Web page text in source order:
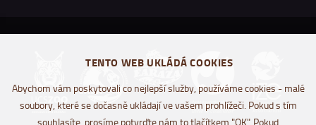
TENTO WEB UKLÁDÁ COOKIES
Abychom vám poskytovali co nejlepší služby, používáme cookies - malé
soubory, které se dočasně ukládají ve vašem prohlížeči. Pokud s tím
souhlasíte, prosíme potvrďte nám to tlačítkem "OK". Pokud